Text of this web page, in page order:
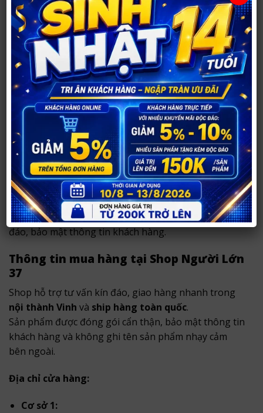
đâu uy tín?
Bạn có thể muaGel bôi trơn Back Door Siêu Trơn
Shop Người Lớn 37.
Với hơn 14 năm hoạt động, shop chuyên tư vấn và
cung cấp sản phẩm chính hãng, hỗ trợ khách hàng
lựa chọn kín đáo, phù hợp nhu cầu.
Sản phẩm chính hãng, thông tin rõ ràng.
Tư vấn riêng tư, phù hợp nhu cầu sử dụng.
Đóng gói kín đáo, không ghi tên sản phẩm nhạy
cảm bên ngoài.
Shop hỗ trợ tư vấn riêng tư, giao hàng nhanh tạiTP
Vinhvà ship toàn quốc với hình thức đóng gói kín
đáo, bảo mật thông tin khách hàng.
Thông tin mua hàng tại Shop Người Lớn
37
Shop hỗ trợ tư vấn kín đáo, giao hàng nhanh trong
nội thành Vinh và ship hàng toàn quốc.
Sản phẩm được đóng gói cẩn thận, bảo mật thông tin
khách hàng và không ghi tên sản phẩm nhạy cảm
bên ngoài.
Địa chỉ cửa hàng:
Cơ sở 1: